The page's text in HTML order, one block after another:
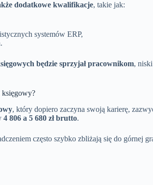
dodatkowe kwalifikacje, takie jak:
systemów ERP,
będzie sprzyjał pracownikom,
księgowy?
, który dopiero zaczyna swoją karierę,
4 806 a 5 680 zł brutto.
często szybko zbliżają się do górnej